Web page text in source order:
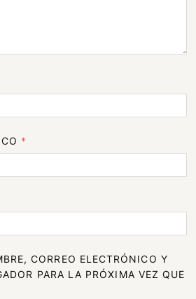
*
CORREO ELECTRÓNICO Y
PARA LA PRÓXIMA VEZ QUE